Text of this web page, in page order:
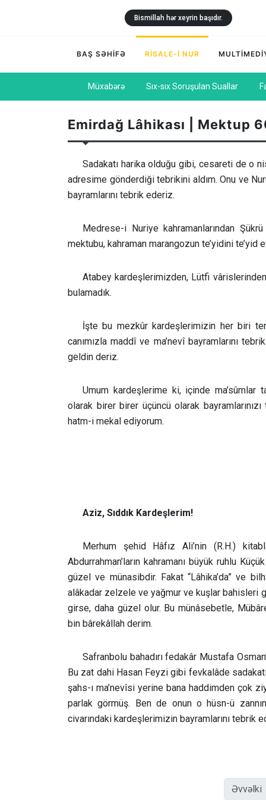
Bismillah hər xeyrin başıdır.
BAŞ SƏHİFƏ RİSALE-İ NUR
Müxabərə Sıx-sıx Soruşulan Suallar
Emirdağ Lâhikası | Mektup
Sadakatı harika olduğu gibi, cesareti de o
adresime gönderdiği tebrikini aldım. Onu ve
bayramlarını tebrik ederiz.
Medrese-i Nuriye kahramanlarından
mektubu, kahraman marangozun te’yidini te’yid
Atabey kardeşlerimizden, Lütfi
bulamadık.
İşte bu mezkûr kardeşlerimizin her biri
canımızla maddî ve ma’nevî bayramlarını
geldin deriz.
Umum kardeşlerime ki, içinde
olarak birer birer üçüncü olarak
hatm-i mekal ediyorum.
Aziz, Sıddık Kardeşlerim!
Merhum şehid Hâfız Ali’nin (R.H.)
Abdurrahman’ların kahramanı büyük ruhlu
güzel ve münasibdir. Fakat “Lâhika’da” ve
alâkadar zelzele ve yağmur ve kuşlar bahisleri
girse, daha güzel olur. Bu münâsebetle,
bin bârekâllah derim.
Safranbolu bahadırı fedakâr Mustafa
Bu zat dahi Hasan Feyzi gibi fevkalâde
şahs-ı ma’nevîsi yerine bana haddimden çok
parlak görmüş. Ben de onun o hüsn-ü
civarındaki kardeşlerimizin bayramlarını tebrik
Əvvəlki